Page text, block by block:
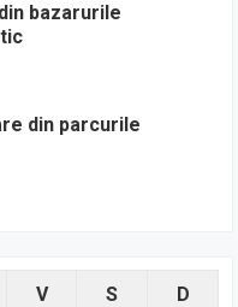
bazarurile
din parcurile
V S D